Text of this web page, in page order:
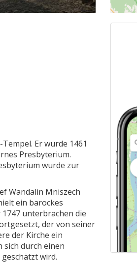
Er wurde 1461
Presbyterium.
wurde zur
Wandalin Mniszech
ein barockes
unterbrachen die
der von seiner
der Kirche ein
sich durch einen
wird.